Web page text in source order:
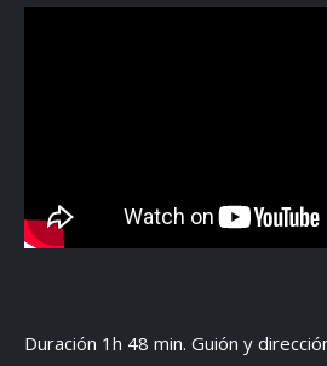
Duración 1h 48 min. Guión y